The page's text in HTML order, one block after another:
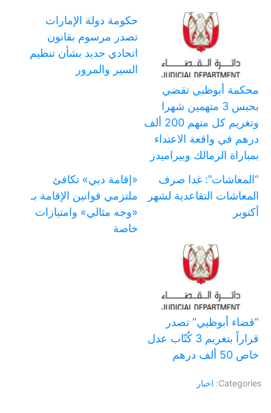
محكمة أبوظبي تقضي
بحبس 3 متهمين شهرا
وتغريم كل منهم 200 ألف
درهم في واقعة الاعتداء
بمباراة الزمالك وبيراميدز
حكومة دولة الإمارات
تصدر مرسوم بقانون
اتحادي جديد بشأن تنظيم
السير والمرور
“المعاشات”: غدا صرف
المعاشات التقاعدية لشهر
أكتوبر
«إقامة دبي» تكافئ
ملتزمي قوانين الإقامة بـ
«وجه مثالي» وامتيازات
خاصة
‏”قضاء أبوظبي” تصدر
قراراً بتغريم 3 كُتّاب عدل
خاص 50 ألف درهم
Categories: اخبار